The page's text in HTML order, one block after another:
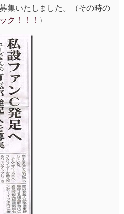
集いたしました。（その時の
ク！！！ ）